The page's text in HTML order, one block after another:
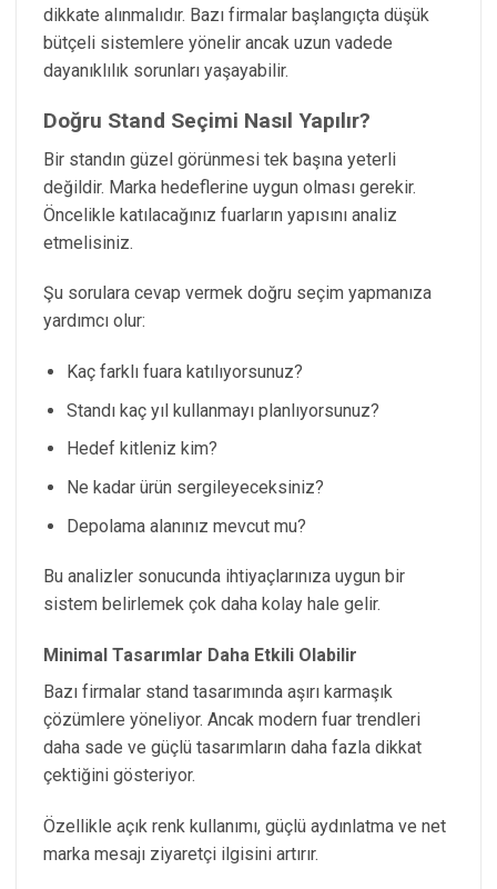
dikkate alınmalıdır. Bazı firmalar başlangıçta düşük
bütçeli sistemlere yönelir ancak uzun vadede
dayanıklılık sorunları yaşayabilir.
Doğru Stand Seçimi Nasıl Yapılır?
Bir standın güzel görünmesi tek başına yeterli
değildir. Marka hedeflerine uygun olması gerekir.
Öncelikle katılacağınız fuarların yapısını analiz
etmelisiniz.
Şu sorulara cevap vermek doğru seçim yapmanıza
yardımcı olur:
Kaç farklı fuara katılıyorsunuz?
Standı kaç yıl kullanmayı planlıyorsunuz?
Hedef kitleniz kim?
Ne kadar ürün sergileyeceksiniz?
Depolama alanınız mevcut mu?
Bu analizler sonucunda ihtiyaçlarınıza uygun bir
sistem belirlemek çok daha kolay hale gelir.
Minimal Tasarımlar Daha Etkili Olabilir
Bazı firmalar stand tasarımında aşırı karmaşık
çözümlere yöneliyor. Ancak modern fuar trendleri
daha sade ve güçlü tasarımların daha fazla dikkat
çektiğini gösteriyor.
Özellikle açık renk kullanımı, güçlü aydınlatma ve net
marka mesajı ziyaretçi ilgisini artırır.